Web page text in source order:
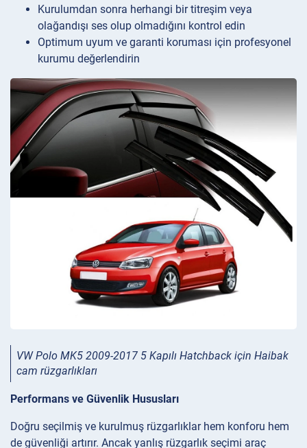
Kurulumdan sonra herhangi bir titreşim veya
olağandışı ses olup olmadığını kontrol edin
Optimum uyum ve garanti koruması için profesyonel
kurumu değerlendirin
VW Polo MK5 2009-2017 5 Kapılı Hatchback için Haibak
cam rüzgarlıkları
Performans ve Güvenlik Hususları
Doğru seçilmiş ve kurulmuş rüzgarlıklar hem konforu hem
de güvenliği artırır. Ancak yanlış rüzgarlık seçimi araç